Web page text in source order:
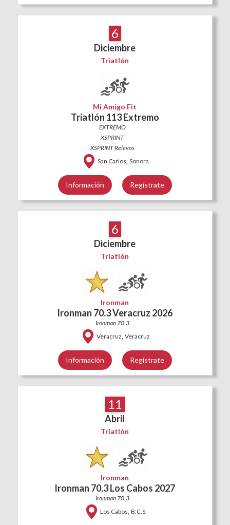
6
Diciembre
Triatlón
Mi Amigo Fit
Triatlón 113 Extremo
EXTREMO
XSPRINT
XSPRINT Relevos
San Carlos, Sonora
Información Regístrate
6
Diciembre
Triatlón
Ironman
Ironman 70.3 Veracruz 2026
Ironman 70.3
Veracruz, Veracruz
Información Regístrate
11
Abril
Triatlón
Ironman
Ironman 70.3 Los Cabos 2027
Ironman 70.3
Los Cabos, B.C.S.